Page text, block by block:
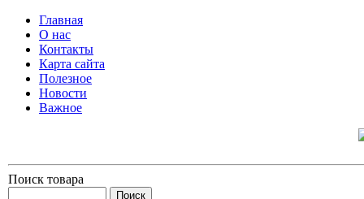
Главная
О нас
Контакты
Карта сайта
Полезное
Новости
Важное
Поиск товара